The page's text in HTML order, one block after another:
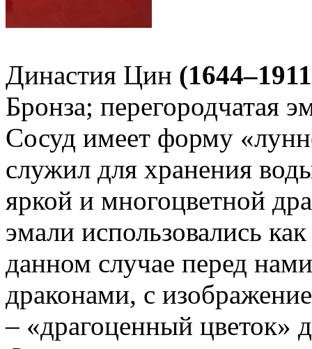
Династия Цин
Бронза; перегородчатая
Сосуд имеет форму
служил для хранения
яркой и многоцветной
эмали использовались
данном случае перед
драконами, с
– «драгоценный цветок»